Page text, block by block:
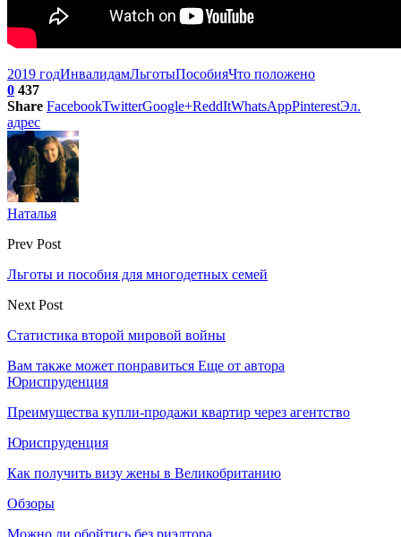
2019 годИнвалидамЛьготыПособияЧто положено
0 437
Share FacebookTwitterGoogle+ReddItWhatsAppPinterestЭл.
адрес
Наталья
Prev Post
Льготы и пособия для многодетных семей
Next Post
Статистика второй мировой войны
Вам также может понравиться Еще от автора
Юриспруденция
Преимущества купли-продажи квартир через агентство
Юриспруденция
Как получить визу жены в Великобританию
Обзоры